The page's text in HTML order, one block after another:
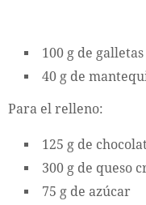
100 g de
40 g de
Para el relleno:
125 g de
300 g de queso
75 g de azúcar